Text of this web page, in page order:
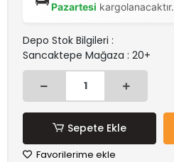
Pazartesi kargolanacaktır.
Depo Stok Bilgileri :
Sancaktepe Mağaza : 20+
Sepete Ekle
Favorilerime ekle